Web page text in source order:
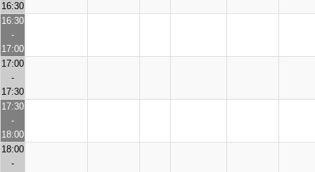
16:30
16:30
-
17:00
17:00
-
17:30
17:30
-
18:00
18:00
-